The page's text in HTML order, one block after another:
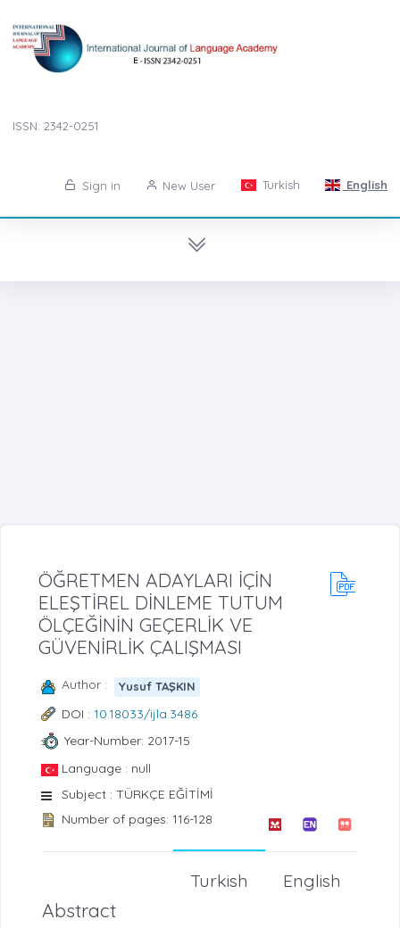
ISSN: 2342-0251
Sign in New User Turkish English
ÖĞRETMEN ADAYLARI İÇİN
ELEŞTİREL DİNLEME TUTUM
ÖLÇEĞİNİN GEÇERLİK VE
GÜVENİRLİK ÇALIŞMASI
Author : Yusuf TAŞKIN
DOI : 10.18033/ijla.3486
Year-Number: 2017-15
Language : null
Subject : TÜRKÇE EĞİTİMİ
Number of pages: 116-128
English
Turkish
Abstract